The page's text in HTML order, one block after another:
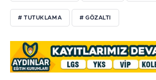
# TUTUKLAMA # GÖZALTI